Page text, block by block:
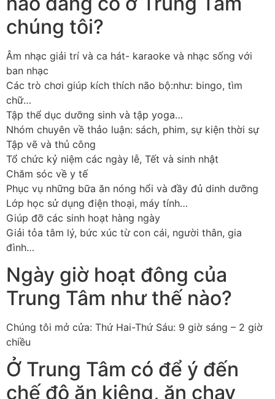
chúng tôi?
Âm nhạc giải trí và ca hát- karaoke và nhạc sống với
ban nhạc
Các trò chơi giúp kích thích não bộ:như: bingo, tìm
chữ…
Tập thể dục dưỡng sinh và tập yoga…
Nhóm chuyên về thảo luận: sách, phim, sự kiện thời sự
Tập vẽ và thủ công
Tổ chức kỷ niệm các ngày lễ, Tết và sinh nhật
Chăm sóc về y tế
Phục vụ những bữa ăn nóng hổi và đầy đủ dinh dưỡng
Lớp học sử dụng điện thoại, máy tính…
Giúp đỡ các sinh hoạt hàng ngày
Giải tỏa tâm lý, bức xúc từ con cái, người thân, gia
đình…
Ngày giờ hoạt đông của
Trung Tâm như thế nào?
Chúng tôi mở cửa: Thứ Hai-Thứ Sáu: 9 giờ sáng – 2 giờ
chiều
Ở Trung Tâm có để ý đến
chế độ ăn kiêng, ăn chay